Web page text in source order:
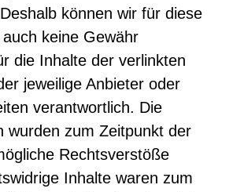
können wir für diese
keine Gewähr
die Inhalte der verlinkten
jeweilige Anbieter oder
verantwortlich. Die
wurden zum Zeitpunkt der
Rechtsverstöße
Inhalte waren zum